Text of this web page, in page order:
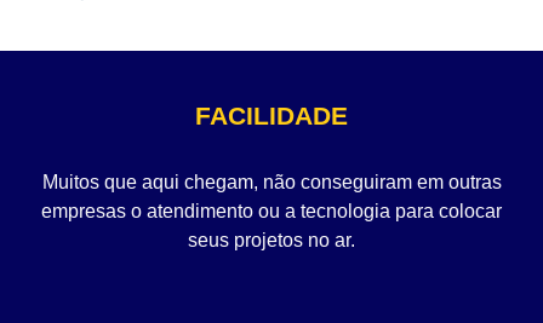
FACILIDADE
Muitos que aqui chegam, não conseguiram em outras
empresas o atendimento ou a tecnologia para colocar
seus projetos no ar.